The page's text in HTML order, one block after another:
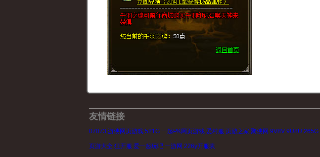
友情链接
07073 游侠网页游戏 521G 一起PK网页游戏 爱村服 页游之家 聚侠网 9V8V 9U8U 265G
页游大全 狂开服 爱一起玩吧 一游网 226y开服表